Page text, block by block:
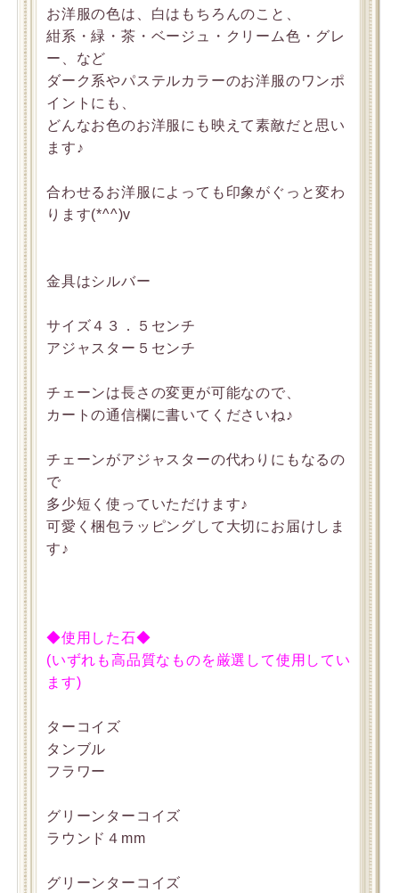
お洋服の色は、白はもちろんのこと、
紺系・緑・茶・ベージュ・クリーム色・グレ
ー、など
ダーク系やパステルカラーのお洋服のワンポ
イントにも、
どんなお色のお洋服にも映えて素敵だと思い
ます♪
合わせるお洋服によっても印象がぐっと変わ
ります(*^^)v
金具はシルバー
サイズ４３．５センチ
アジャスター５センチ
チェーンは長さの変更が可能なので、
カートの通信欄に書いてくださいね♪
チェーンがアジャスターの代わりにもなるの
で
多少短く使っていただけます♪
可愛く梱包ラッピングして大切にお届けしま
す♪
◆使用した石◆
(いずれも高品質なものを厳選して使用してい
ます)
ターコイズ
タンブル
フラワー
グリーンターコイズ
ラウンド４mm
グリーンターコイズ